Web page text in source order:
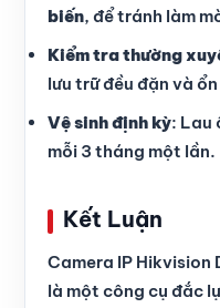
biến, để tránh làm
Kiểm tra thường
lưu trữ đều đặn và
Vệ sinh định kỳ: Lau
mỗi 3 tháng một lần.
Kết Luận
Camera IP
là một công cụ đắc